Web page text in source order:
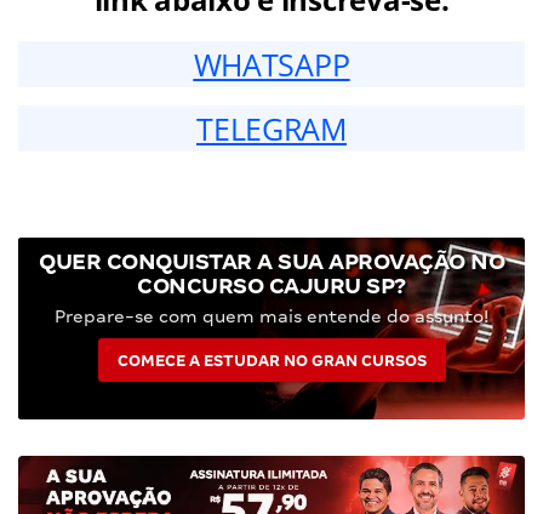
WHATSAPP
TELEGRAM
QUER CONQUISTAR A SUA APROVAÇÃO NO
CONCURSO CAJURU SP?
Prepare-se com quem mais entende do assunto!
COMECE A ESTUDAR NO GRAN CURSOS